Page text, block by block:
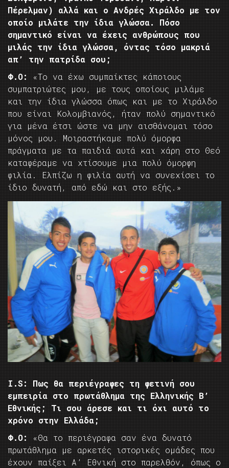
Πέρελμαν) αλλά και ο Ανδρές Χιράλδο με τον
οποίο μιλάτε την ίδια γλώσσα. Πόσο
σημαντικό είναι να έχεις ανθρώπους που
μιλάς την ίδια γλώσσα, όντας τόσο μακριά
απ’ την πατρίδα σου;
Φ.Ο:
«Το να έχω συμπαίκτες κάποιους
συμπατριώτες μου, με τους οποίους μιλάμε
και την ίδια γλώσσα όπως και με το Χιράλδο
που είναι Κολομβιανός, ήταν πολύ σημαντικό
για μένα έτσι ώστε να μην αισθάνομαι τόσο
μόνος μου. Μοιραστήκαμε πολύ όμορφα
πράγματα με τα παιδιά αυτά και χάρη στο Θεό
καταφέραμε να χτίσουμε μια πολύ όμορφη
φιλία. Ελπίζω η φιλία αυτή να συνεχίσει το
ίδιο δυνατή, από εδώ και στο εξής.»
I.S: Πως θα περιέγραφες τη φετινή σου
εμπειρία στο πρωτάθλημα της Ελληνικής Β’
Εθνικής; Τι σου άρεσε και τι όχι αυτό το
χρόνο στην Ελλάδα;
Φ.Ο:
«Θα το περιέγραφα σαν ένα δυνατό
πρωτάθλημα με αρκετές ιστορικές ομάδες που
έχουν παίξει Α’ Εθνική στο παρελθόν, όπως ο